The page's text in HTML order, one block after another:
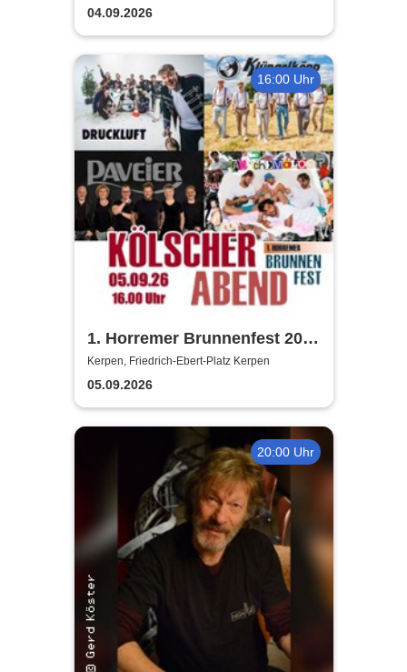
Ernährung
04.09.2026
16:00 Uhr
1. Horremer Brunnenfest 2026
- Klüngelköpp, Druckluft,
Planschemalöör, Paveier
Kerpen, Friedrich-Ebert-Platz Kerpen
05.09.2026
20:00 Uhr